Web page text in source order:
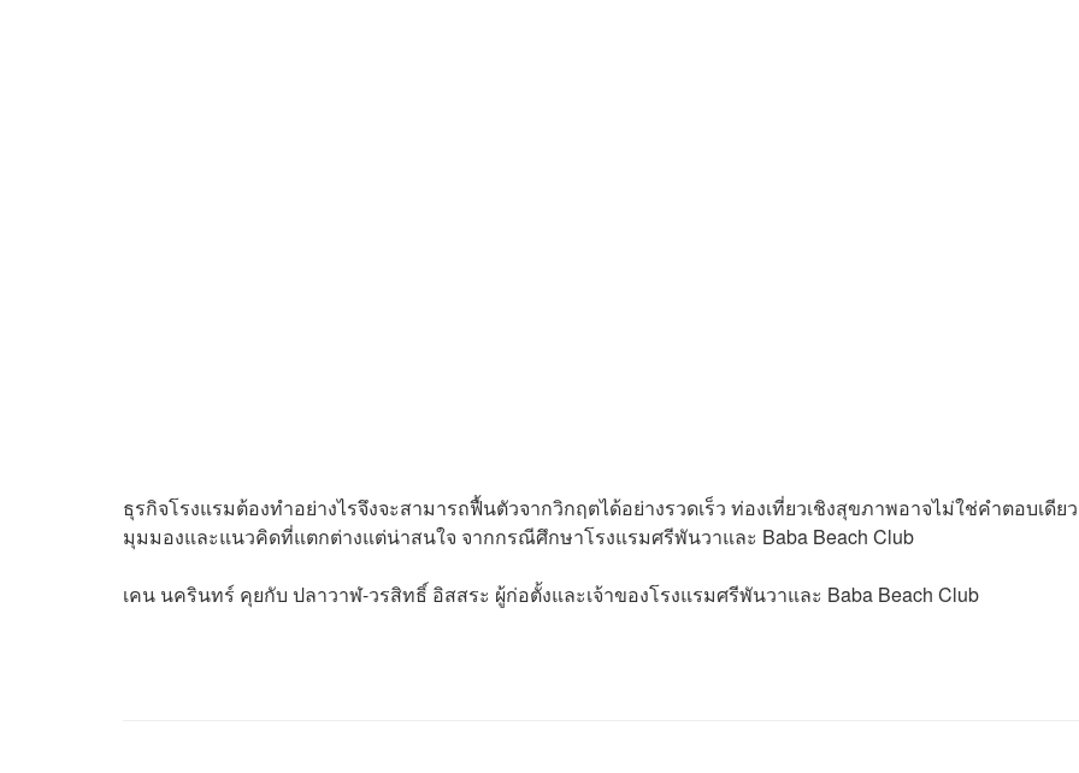
ธุรกิจโรงแรมต้องทำอย่างไรจึงจะสามารถฟื้นตัวจากวิกฤตได้อย่างรวดเร็ว ท่องเที่ยวเชิงสุขภาพอาจไม่ใช่คำตอบเดีย
มุมมองและแนวคิดที่แตกต่างแต่น่าสนใจ จากกรณีศึกษาโรงแรมศรีพันวาและ Baba Beach Club
เคน นครินทร์ คุยกับ ปลาวาฬ-วรสิทธิ์ อิสสระ ผู้ก่อตั้งและเจ้าของโรงแรมศรีพันวาและ Baba Beach Club